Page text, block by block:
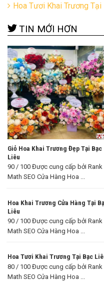
Hoa Tươi Khai Trương Tại
TIN MỚI HƠN
Giỏ Hoa Khai Trương Đẹp Tại Bạc
Liêu
90 / 100 Được cung cấp bởi Rank
Math SEO Cửa Hàng Hoa ...
Hoa Khai Trương Cửa Hàng Tại
Liêu
90 / 100 Được cung cấp bởi Rank
Math SEO Cửa Hàng Hoa ...
Hoa Tươi Khai Trương Tại Bạc
80 / 100 Được cung cấp bởi Rank
Math SEO Cửa Hàng Hoa ...